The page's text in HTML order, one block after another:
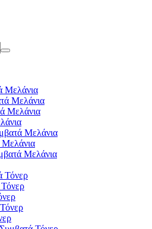
Μελάνια
Μελάνια
Μελάνια
Μελάνια
Μελάνια
Τόνερ